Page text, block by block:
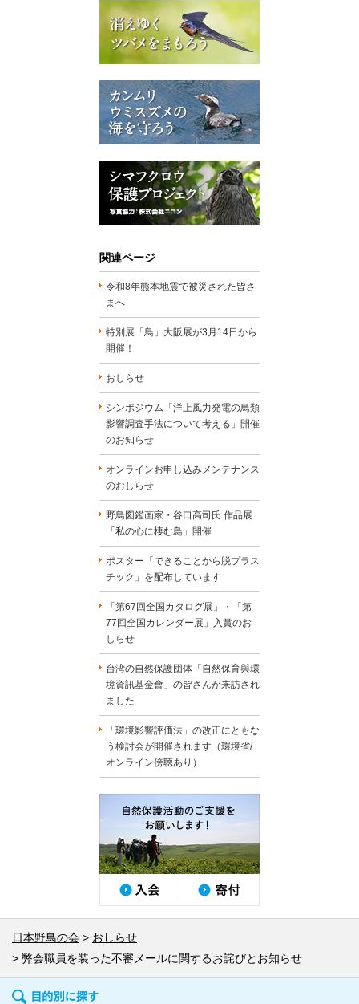
関連ページ
令和8年熊本地震で被災された皆さ
まへ
特別展「鳥」大阪展が3月14日から
開催！
おしらせ
シンポジウム「洋上風力発電の鳥類
影響調査手法について考える」開催
のお知らせ
オンラインお申し込みメンテナンス
のおしらせ
野鳥図鑑画家・谷口高司氏 作品展
「私の心に棲む鳥」開催
ポスター「できることから脱プラス
チック」を配布しています
「第67回全国カタログ展」・「第
77回全国カレンダー展」入賞のお
しらせ
台湾の自然保護団体「自然保育與環
境資訊基金會」の皆さんが来訪され
ました
「環境影響評価法」の改正にともな
う検討会が開催されます（環境省/
オンライン傍聴あり）
日本野鳥の会
おしらせ
弊会職員を装った不審メールに関するお詫びとお知らせ